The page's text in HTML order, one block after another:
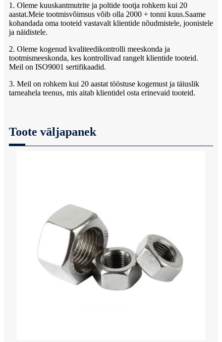
1. Oleme kuuskantmutrite ja poltide tootja rohkem kui 20
aastat.Meie tootmisvõimsus võib olla 2000 + tonni kuus.Saame
kohandada oma tooteid vastavalt klientide nõudmistele, joonistele
ja näidistele.
2. Oleme kogenud kvaliteedikontrolli meeskonda ja
tootmismeeskonda, kes kontrollivad rangelt klientide tooteid.
Meil ​​on ISO9001 sertifikaadid.
3. Meil ​​on rohkem kui 20 aastat tööstuse kogemust ja täiuslik
tarneahela teenus, mis aitab klientidel osta erinevaid tooteid.
Toote väljapanek